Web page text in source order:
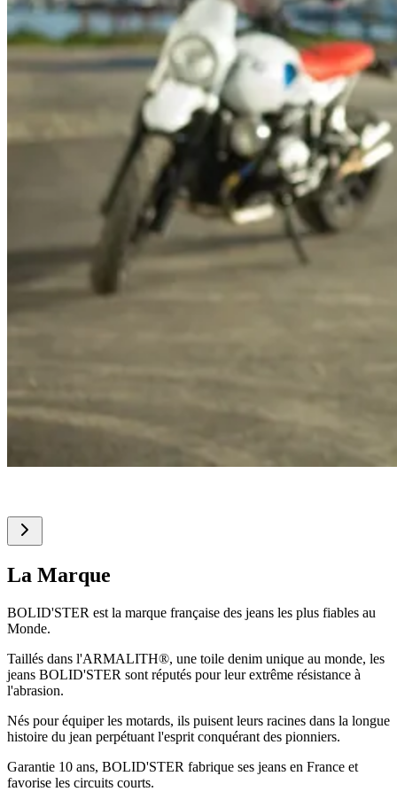
La Marque
BOLID'STER est la marque française des jeans les plus fiables au
Monde.
Taillés dans l'ARMALITH®, une toile denim unique au monde, les
jeans BOLID'STER sont réputés pour leur extrême résistance à
l'abrasion.
Nés pour équiper les motards, ils puisent leurs racines dans la longue
histoire du jean perpétuant l'esprit conquérant des pionniers.
Garantie 10 ans, BOLID'STER fabrique ses jeans en France et
favorise les circuits courts.